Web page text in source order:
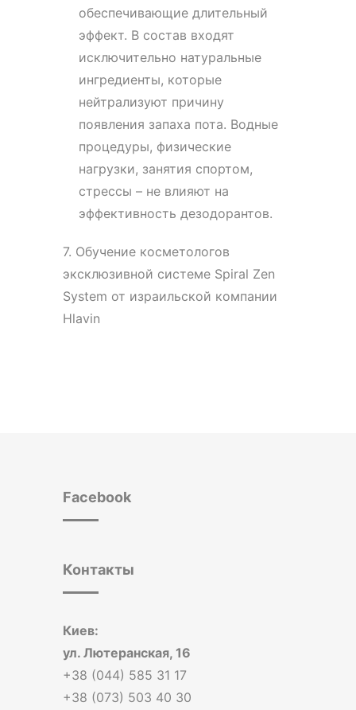
обеспечивающие длительный
эффект. В состав входят
исключительно натуральные
ингредиенты, которые
нейтрализуют причину
появления запаха пота. Водные
процедуры, физические
нагрузки, занятия спортом,
стрессы – не влияют на
эффективность дезодорантов.
7. Обучение косметологов
эксклюзивной системе Spiral Zen
System от израильской компании
Hlavin
Facebook
Контакты
Киев:
ул. Лютеранская, 16
+38 (044) 585 31 17
+38 (073) 503 40 30